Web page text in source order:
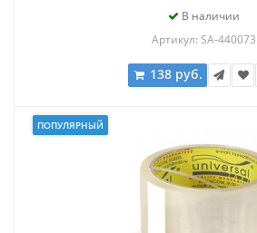
В наличии
Артикул: SA-440073
138 руб.
ПОПУЛЯРНЫЙ